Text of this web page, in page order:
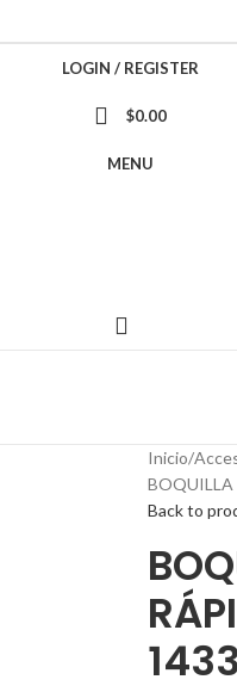
LOGIN / REGISTER
$0.00
MENU
Inicio
BOQUILLA
Back to